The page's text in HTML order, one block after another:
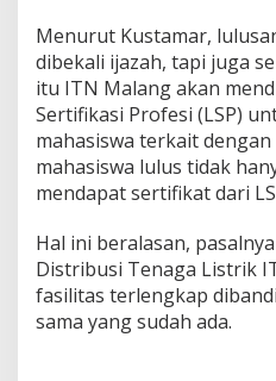
Menurut Kustamar,
dibekali ijazah, tapi juga
itu ITN Malang akan
Sertifikasi Profesi (LSP)
mahasiswa terkait
mahasiswa lulus tidak
mendapat sertifikat dari
Hal ini beralasan,
Distribusi Tenaga Listrik
fasilitas terlengkap
sama yang sudah ada.